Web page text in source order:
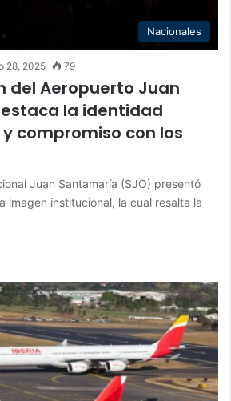
Nacionales
28, 2025 79
del Aeropuerto Juan
la identidad
compromiso con los
Juan Santamaría (SJO) presentó
imagen institucional, la cual resalta la